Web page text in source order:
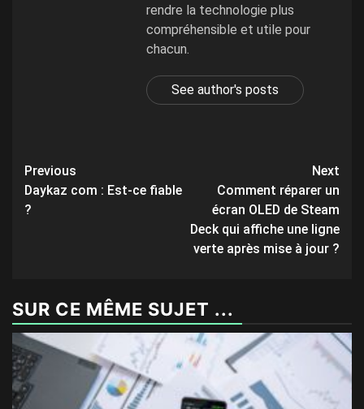
rendre la technologie plus
compréhensible et utile pour
chacun.
See author's posts
Post
navigation
Previous
Daykaz com : Est-ce fiable
?
Next
Comment réparer un
écran OLED de Steam
Deck qui affiche une ligne
verte après mise à jour ?
SUR CE MÊME SUJET ...